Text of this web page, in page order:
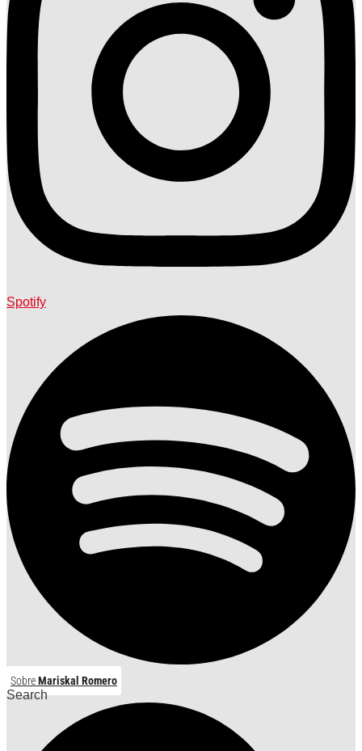
Spotify
SobreMariskal Romero
Search